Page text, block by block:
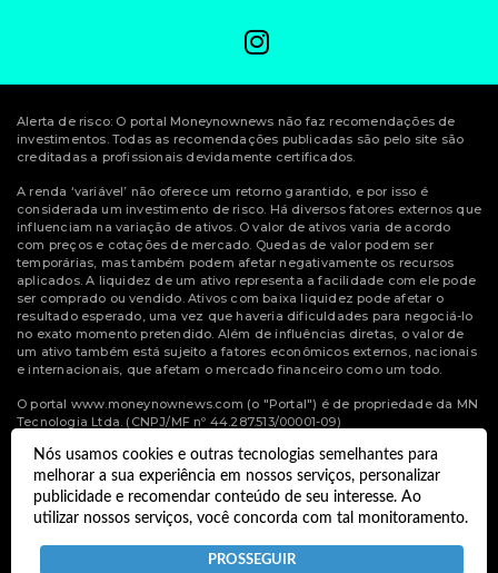
Nós usamos cookies e outras tecnologias semelhantes para
melhorar a sua experiência em nossos serviços, personalizar
publicidade e recomendar conteúdo de seu interesse. Ao
utilizar nossos serviços, você concorda com tal monitoramento.
PROSSEGUIR
Alerta de risco: O portal Moneynownews não faz recomendações de
investimentos. Todas as recomendações publicadas são pelo site são
creditadas a profissionais devidamente certificados.
A renda ‘variável’ não oferece um retorno garantido, e por isso é
considerada um investimento de risco. Há diversos fatores externos que
influenciam na variação de ativos. O valor de ativos varia de acordo
com preços e cotações de mercado. Quedas de valor podem ser
temporárias, mas também podem afetar negativamente os recursos
aplicados. A liquidez de um ativo representa a facilidade com ele pode
ser comprado ou vendido. Ativos com baixa liquidez pode afetar o
resultado esperado, uma vez que haveria dificuldades para negociá-lo
no exato momento pretendido. Além de influências diretas, o valor de
um ativo também está sujeito a fatores econômicos externos, nacionais
e internacionais, que afetam o mercado financeiro como um todo.
O portal www.moneynownews.com (o "Portal") é de propriedade da MN
Tecnologia Ltda. (CNPJ/MF nº 44.287.513/00001-09)
© Copyright 2022 Money Now News.
Todos os direitos reservados.
Desenvolvido por
Termos e Políticas de Uso